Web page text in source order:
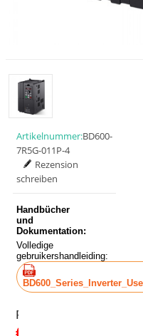
Artikelnummer:BD600-
7R5G-011P-4
Rezension
schreiben
Handbücher
und
Dokumentation:
Volledige
gebruikershandleiding:
Preis: